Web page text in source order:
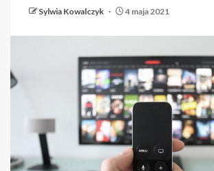
Sylwia Kowalczyk 4 maja 2021